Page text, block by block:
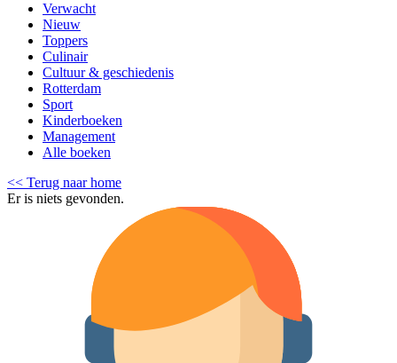
Verwacht
Nieuw
Toppers
Culinair
Cultuur & geschiedenis
Rotterdam
Sport
Kinderboeken
Management
Alle boeken
<< Terug naar home
Er is niets gevonden.